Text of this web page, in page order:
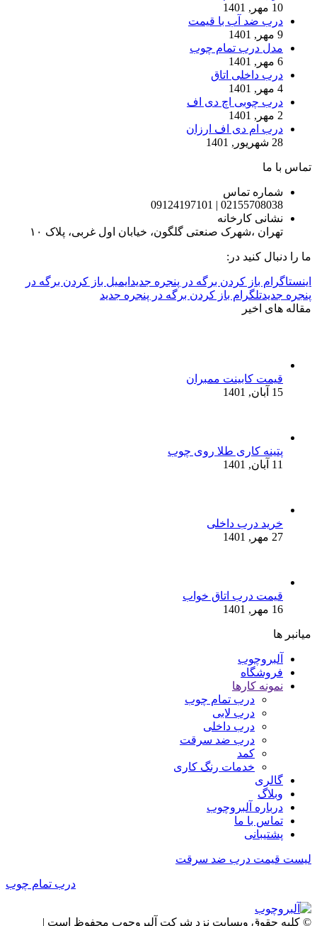
10 مهر, 1401
درب ضد آب با قیمت
9 مهر, 1401
مدل درب تمام چوب
6 مهر, 1401
درب داخلی اتاق
4 مهر, 1401
درب چوبی اچ دی اف
2 مهر, 1401
درب ام دی اف ارزان
28 شهریور, 1401
تماس با ما
شماره تماس
02155708038 | 09124197101
نشانی کارخانه
تهران ،شهرک صنعتی گلگون، خیابان اول غربی، پلاک ۱۰
ما را دنبال کنید در:
اینستاگرام باز کردن برگه در پنجره جدید ایمیل باز کردن برگه در
پنجره جدیدتلگرام باز کردن برگه در پنجره جدید
مقاله های اخیر
قیمت کابینت ممبران
15 آبان, 1401
پتینه کاری طلا روی چوب
11 آبان, 1401
خرید درب داخلی
27 مهر, 1401
قیمت درب اتاق خواب
16 مهر, 1401
میانبر ها
آلبروچوب
فروشگاه
نمونه کارها
درب تمام چوب
درب لابی
درب داخلی
درب ضد سرقت
کمد
خدمات رنگ کاری
گالری
وبلاگ
درباره آلبروچوب
تماس با ما
پشتیبانی
لیست قیمت درب ضد سرقت
درب تمام چوب
© کلیه حقوق وبسایت نزد شرکت آلبروچوب محفوظ است |